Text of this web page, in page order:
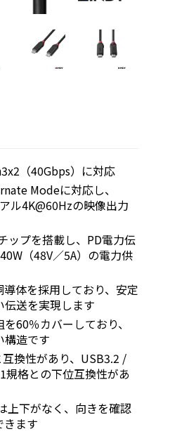
（40Gbps）に対応
Modeに対応し、
ル4K@60Hzの映像出力
ップを搭載し、PD電力伝
（48V／5A）の電力供
体を採用しており、安定
伝送を実現します
60％カバーしており、
構造です
換性があり、USB3.2 /
規格との下位互換性があ
上下がなく、向きを確認
きます